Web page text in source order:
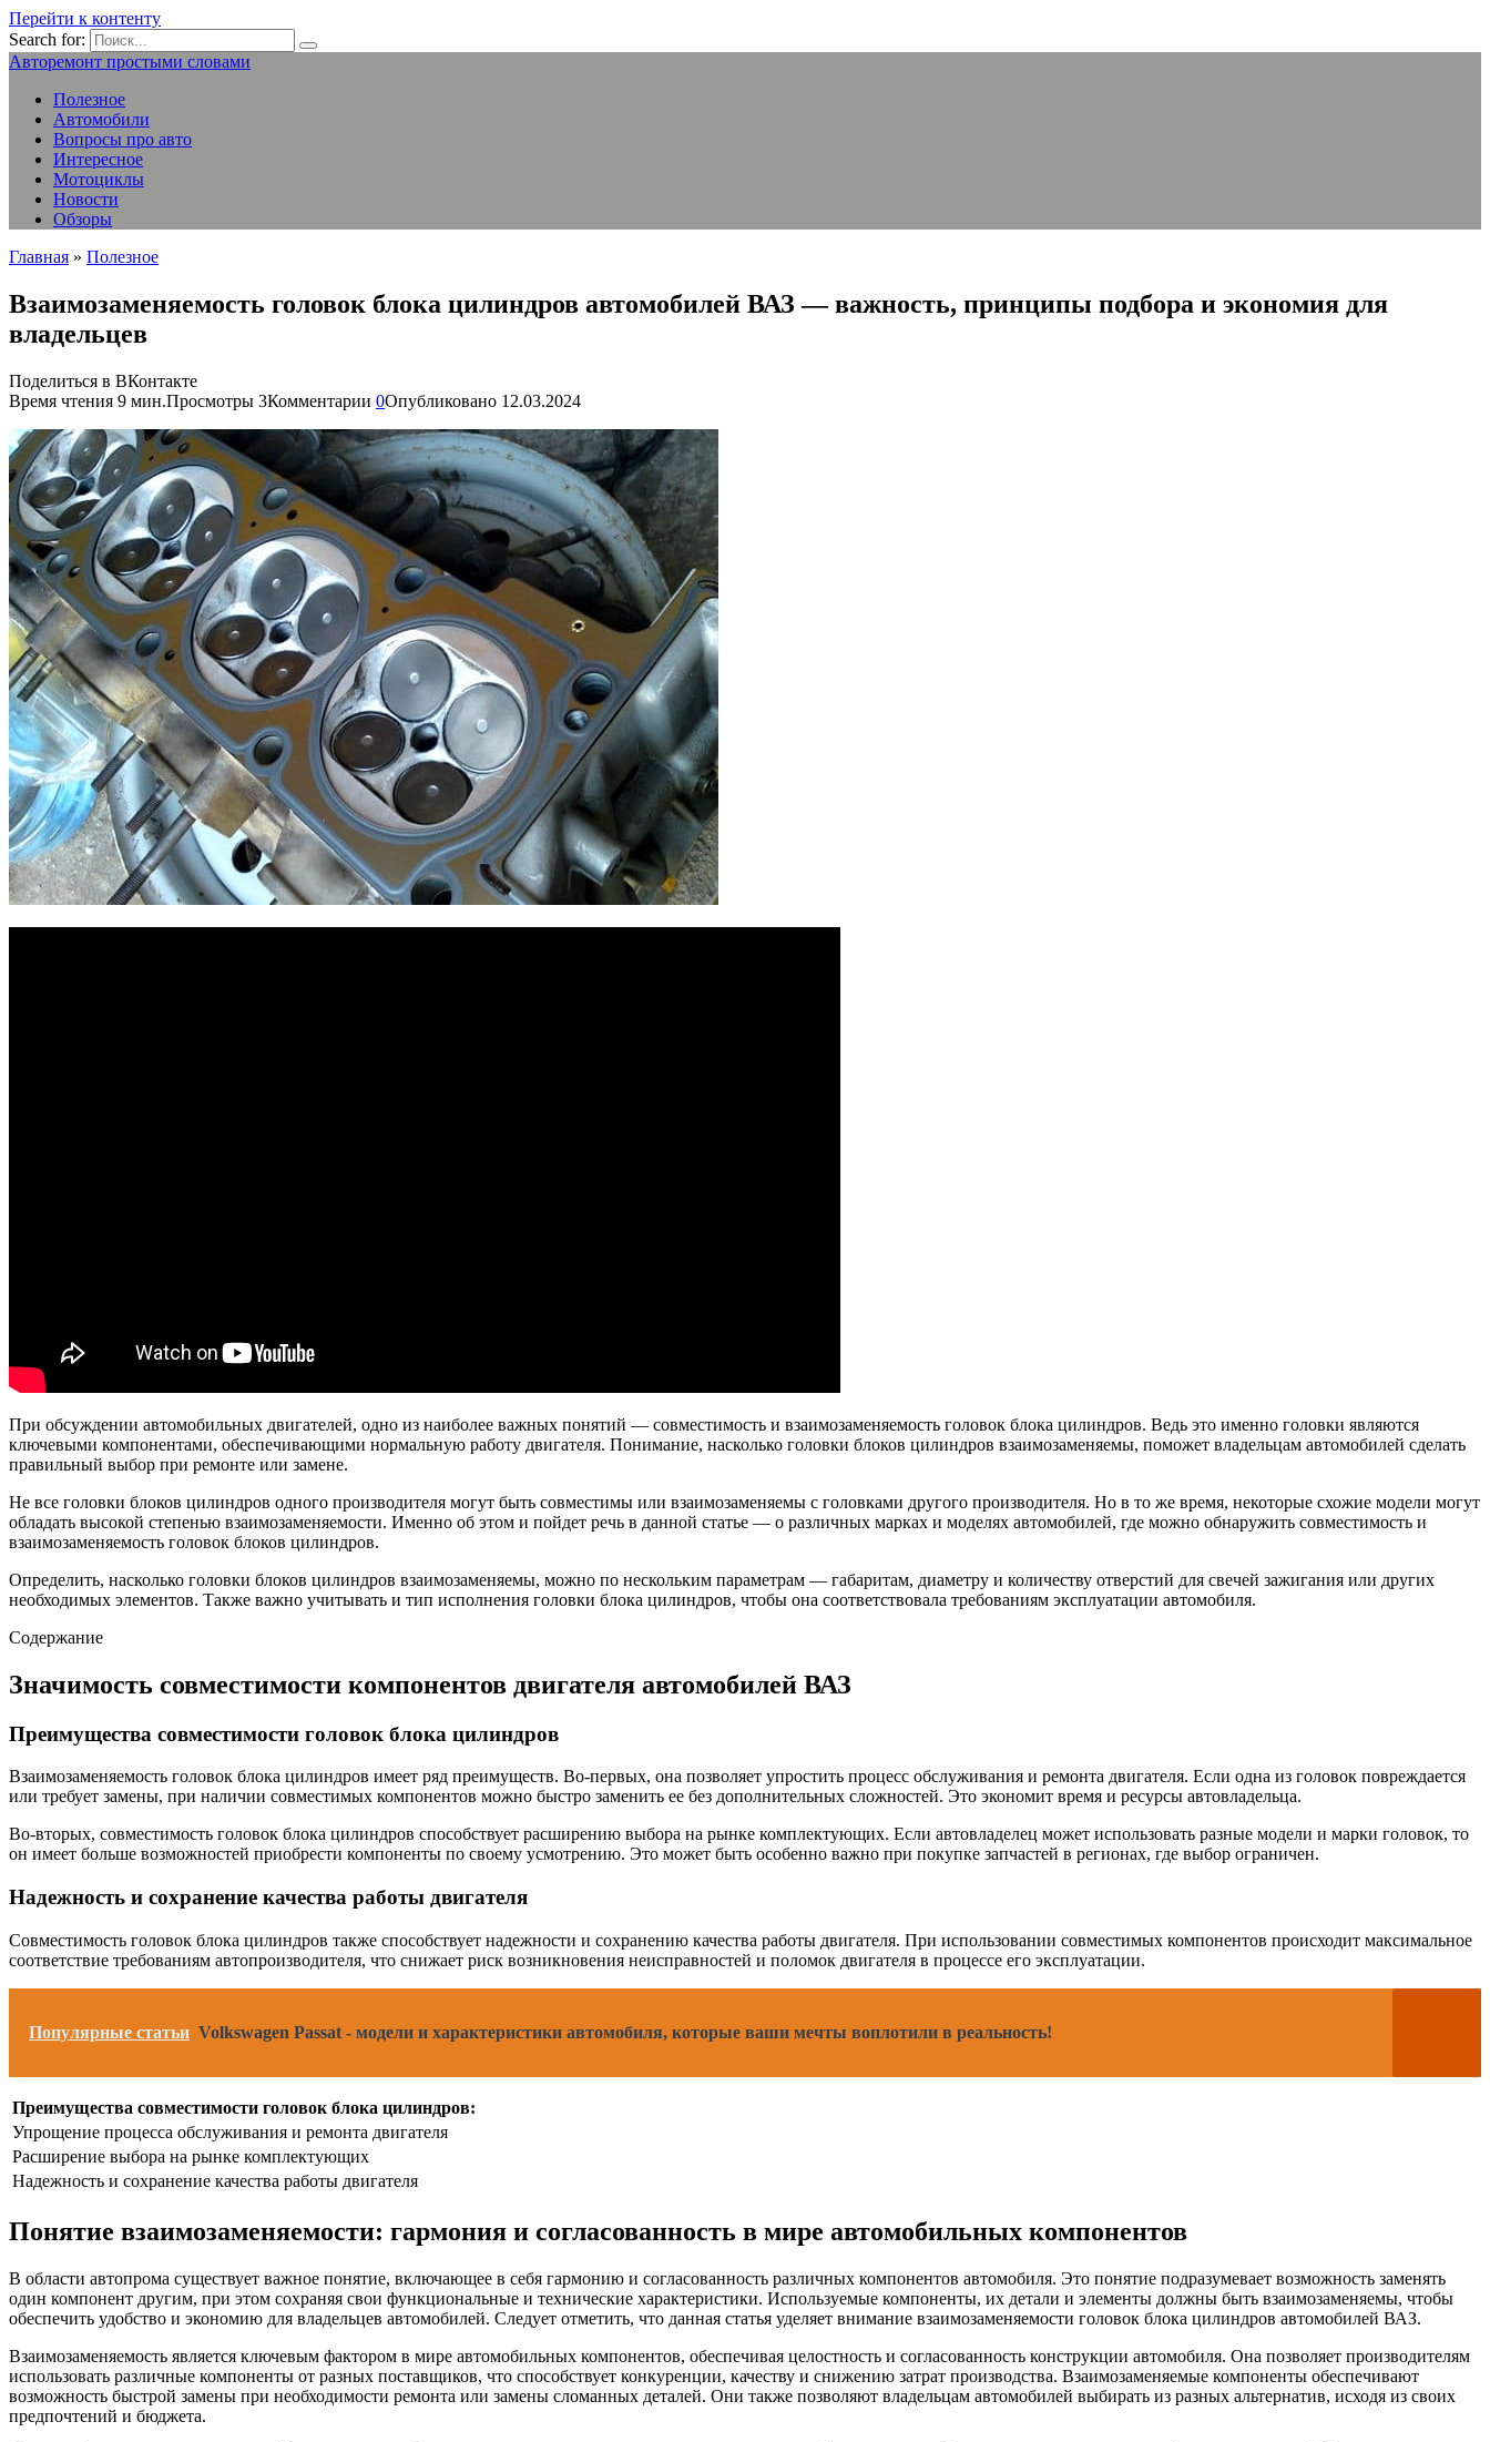
Перейти к контенту
Search for:
Авторемонт простыми словами
Полезное
Автомобили
Вопросы про авто
Интересное
Мотоциклы
Новости
Обзоры
Главная » Полезное
Взаимозаменяемость головок блока цилиндров автомобилей ВАЗ — важность, принципы подбора и экономия для
владельцев
Поделиться в ВКонтакте
Время чтения 9 мин.Просмотры 3Комментарии 0Опубликовано 12.03.2024
При обсуждении автомобильных двигателей, одно из наиболее важных понятий — совместимость и взаимозаменяемость головок блока цилиндров. Ведь это именно головки являются
ключевыми компонентами, обеспечивающими нормальную работу двигателя. Понимание, насколько головки блоков цилиндров взаимозаменяемы, поможет владельцам автомобилей сделать
правильный выбор при ремонте или замене.
Не все головки блоков цилиндров одного производителя могут быть совместимы или взаимозаменяемы с головками другого производителя. Но в то же время, некоторые схожие модели могут
обладать высокой степенью взаимозаменяемости. Именно об этом и пойдет речь в данной статье — о различных марках и моделях автомобилей, где можно обнаружить совместимость и
взаимозаменяемость головок блоков цилиндров.
Определить, насколько головки блоков цилиндров взаимозаменяемы, можно по нескольким параметрам — габаритам, диаметру и количеству отверстий для свечей зажигания или других
необходимых элементов. Также важно учитывать и тип исполнения головки блока цилиндров, чтобы она соответствовала требованиям эксплуатации автомобиля.
Содержание
Значимость совместимости компонентов двигателя автомобилей ВАЗ
Преимущества совместимости головок блока цилиндров
Взаимозаменяемость головок блока цилиндров имеет ряд преимуществ. Во-первых, она позволяет упростить процесс обслуживания и ремонта двигателя. Если одна из головок повреждается
или требует замены, при наличии совместимых компонентов можно быстро заменить ее без дополнительных сложностей. Это экономит время и ресурсы автовладельца.
Во-вторых, совместимость головок блока цилиндров способствует расширению выбора на рынке комплектующих. Если автовладелец может использовать разные модели и марки головок, то
он имеет больше возможностей приобрести компоненты по своему усмотрению. Это может быть особенно важно при покупке запчастей в регионах, где выбор ограничен.
Надежность и сохранение качества работы двигателя
Совместимость головок блока цилиндров также способствует надежности и сохранению качества работы двигателя. При использовании совместимых компонентов происходит максимальное
соответствие требованиям автопроизводителя, что снижает риск возникновения неисправностей и поломок двигателя в процессе его эксплуатации.
Популярные статьи Volkswagen Passat - модели и характеристики автомобиля, которые ваши мечты воплотили в реальность!
Преимущества совместимости головок блока цилиндров:
Упрощение процесса обслуживания и ремонта двигателя
Расширение выбора на рынке комплектующих
Надежность и сохранение качества работы двигателя
Понятие взаимозаменяемости: гармония и согласованность в мире автомобильных компонентов
В области автопрома существует важное понятие, включающее в себя гармонию и согласованность различных компонентов автомобиля. Это понятие подразумевает возможность заменять
один компонент другим, при этом сохраняя свои функциональные и технические характеристики. Используемые компоненты, их детали и элементы должны быть взаимозаменяемы, чтобы
обеспечить удобство и экономию для владельцев автомобилей. Следует отметить, что данная статья уделяет внимание взаимозаменяемости головок блока цилиндров автомобилей ВАЗ.
Взаимозаменяемость является ключевым фактором в мире автомобильных компонентов, обеспечивая целостность и согласованность конструкции автомобиля. Она позволяет производителям
использовать различные компоненты от разных поставщиков, что способствует конкуренции, качеству и снижению затрат производства. Взаимозаменяемые компоненты обеспечивают
возможность быстрой замены при необходимости ремонта или замены сломанных деталей. Они также позволяют владельцам автомобилей выбирать из разных альтернатив, исходя из своих
предпочтений и бюджета.